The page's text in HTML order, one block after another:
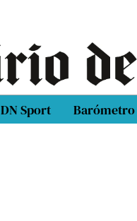
DN Sport Barómetro